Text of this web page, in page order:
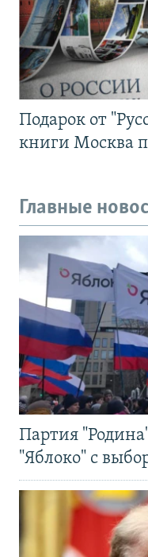
Подарок от
книги Москва
Главные
Партия
"Яблоко" с